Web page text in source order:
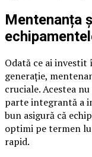
Mentenanța
Odată ce ai
generație,
cruciale. Acestea
parte integrantă a
bun asigură că
optimi pe termen
rapid.